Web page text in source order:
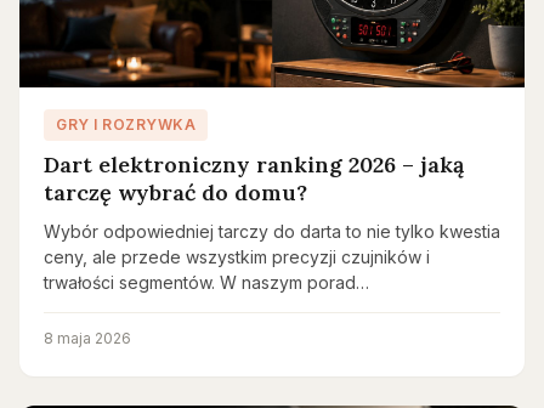
GRY I ROZRYWKA
Dart elektroniczny ranking 2026 – jaką
tarczę wybrać do domu?
Wybór odpowiedniej tarczy do darta to nie tylko kwestia
ceny, ale przede wszystkim precyzji czujników i
trwałości segmentów. W naszym porad…
8 maja 2026